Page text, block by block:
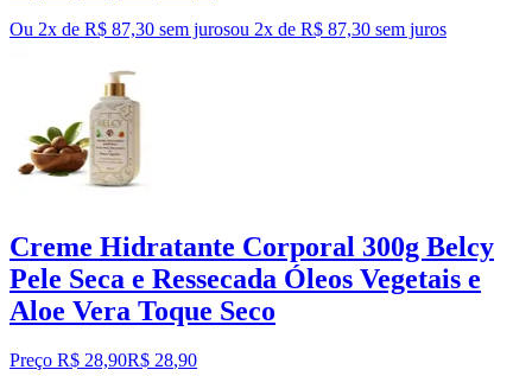
Ou 2x de R$ 87,30 sem jurosou 2x de R$ 87,30 sem juros
Creme Hidratante Corporal 300g Belcy
Pele Seca e Ressecada Óleos Vegetais e
Aloe Vera Toque Seco
Preço R$ 28,90R$ 28,90